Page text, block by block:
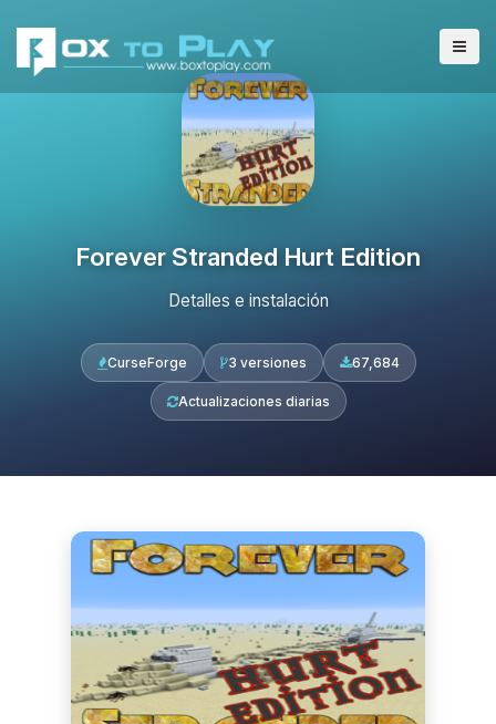
Forever Stranded Hurt Edition
Detalles e instalación
CurseForge 3 versiones 67,684
Actualizaciones diarias